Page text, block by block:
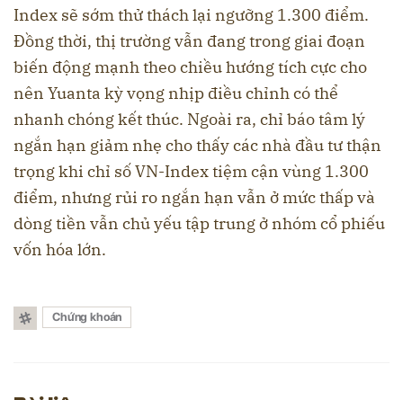
Index sẽ sớm thử thách lại ngưỡng 1.300 điểm.
Đồng thời, thị trường vẫn đang trong giai đoạn
biến động mạnh theo chiều hướng tích cực cho
nên Yuanta kỳ vọng nhịp điều chỉnh có thể
nhanh chóng kết thúc. Ngoài ra, chỉ báo tâm lý
ngắn hạn giảm nhẹ cho thấy các nhà đầu tư thận
trọng khi chỉ số VN-Index tiệm cận vùng 1.300
điểm, nhưng rủi ro ngắn hạn vẫn ở mức thấp và
dòng tiền vẫn chủ yếu tập trung ở nhóm cổ phiếu
vốn hóa lớn.
Chứng khoán